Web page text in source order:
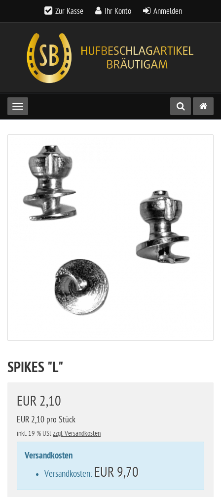
Zur Kasse Ihr Konto Anmelden
Toggle navigation
SPIKES "L"
EUR 2,10
EUR 2,10 pro Stück
inkl. 19 % UStzzgl. Versandkosten
Versandkosten
Versandkosten: EUR 9,70